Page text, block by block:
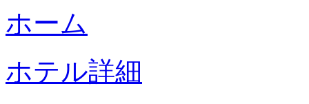
ホーム
ホテル詳細